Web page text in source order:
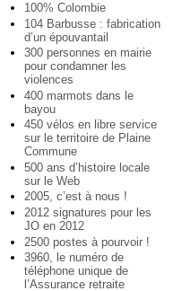
100% Colombie
104 Barbusse : fabrication
d’un épouvantail
300 personnes en mairie
pour condamner les
violences
400 marmots dans le
bayou
450 vélos en libre service
sur le territoire de Plaine
Commune
500 ans d’histoire locale
sur le Web
2005, c’est à nous !
2012 signatures pour les
JO en 2012
2500 postes à pourvoir !
3960, le numéro de
téléphone unique de
l’Assurance retraite